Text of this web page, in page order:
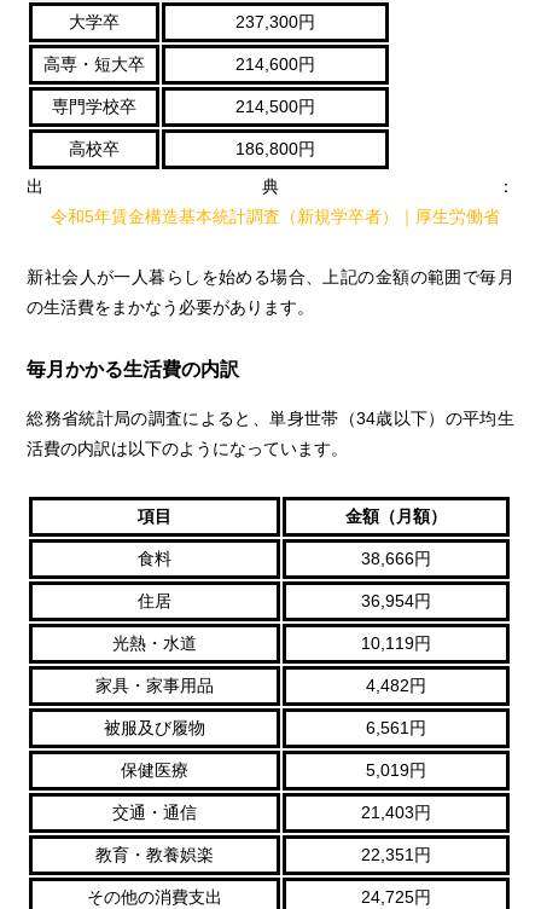
大学卒 237,300円
高専・短大卒 214,600円
専門学校卒 214,500円
高校卒
186,800円
出典：
令和5年賃金構造基本統計調査（新規学卒者）｜厚生労働省
新社会人が一人暮らしを始める場合、上記の金額の範囲で毎月
の生活費をまかなう必要があります。
毎月かかる生活費の内訳
総務省統計局の調査によると、単身世帯（34歳以下）の平均生
活費の内訳は以下のようになっています。
項目 金額（月額）
食料 38,666円
住居 36,954円
光熱・水道 10,119円
家具・家事用品 4,482円
被服及び履物 6,561円
保健医療 5,019円
交通・通信 21,403円
教育・教養娯楽 22,351円
その他の消費支出 24,725円